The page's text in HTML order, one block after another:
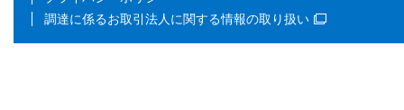
調達に係るお取引法人に関する情報の取り扱い